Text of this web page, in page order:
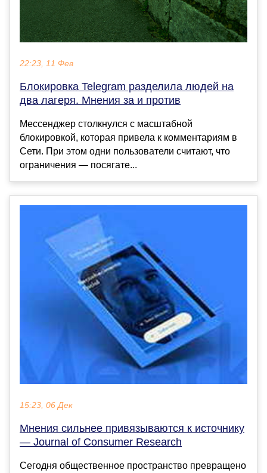
22:23, 11 Фев
Блокировка Telegram разделила людей на
два лагеря. Мнения за и против
Мессенджер столкнулся с масштабной
блокировкой, которая привела к комментариям в
Сети. При этом одни пользователи считают, что
ограничения — посягате...
15:23, 06 Дек
Мнения сильнее привязываются к источнику
— Journal of Consumer Research
Сегодня общественное пространство превращено